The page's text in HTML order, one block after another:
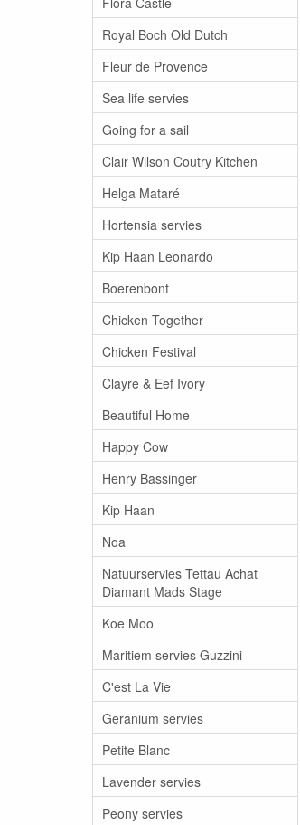
Royal Boch Old Dutch
Fleur de Provence
Sea life servies
Going for a sail
Clair Wilson Coutry Kitchen
Helga Mataré
Hortensia servies
Kip Haan Leonardo
Boerenbont
Chicken Together
Chicken Festival
Clayre & Eef Ivory
Beautiful Home
Happy Cow
Henry Bassinger
Kip Haan
Noa
Natuurservies Tettau Achat
Diamant Mads Stage
Koe Moo
Maritiem servies Guzzini
C'est La Vie
Geranium servies
Petite Blanc
Lavender servies
Peony servies